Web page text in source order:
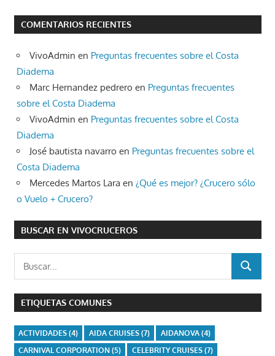
COMENTARIOS RECIENTES
VivoAdmin en Preguntas frecuentes sobre el Costa
Diadema
Marc Hernandez pedrero en Preguntas frecuentes
sobre el Costa Diadema
VivoAdmin en Preguntas frecuentes sobre el Costa
Diadema
José bautista navarro en Preguntas frecuentes sobre el
Costa Diadema
Mercedes Martos Lara en ¿Qué es mejor? ¿Crucero sólo
o Vuelo + Crucero?
BUSCAR EN VIVOCRUCEROS
BUSCAR
ETIQUETAS COMUNES
ACTIVIDADES(4) AIDA CRUISES(7) AIDANOVA(4)
CARNIVAL CORPORATION(5) CELEBRITY CRUISES(7)